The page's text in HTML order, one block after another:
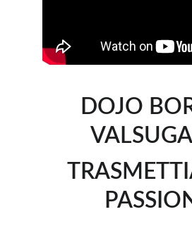
DOJO